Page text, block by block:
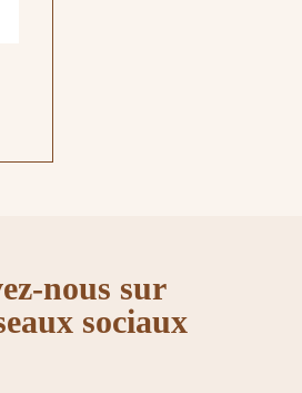
nous sur
sociaux